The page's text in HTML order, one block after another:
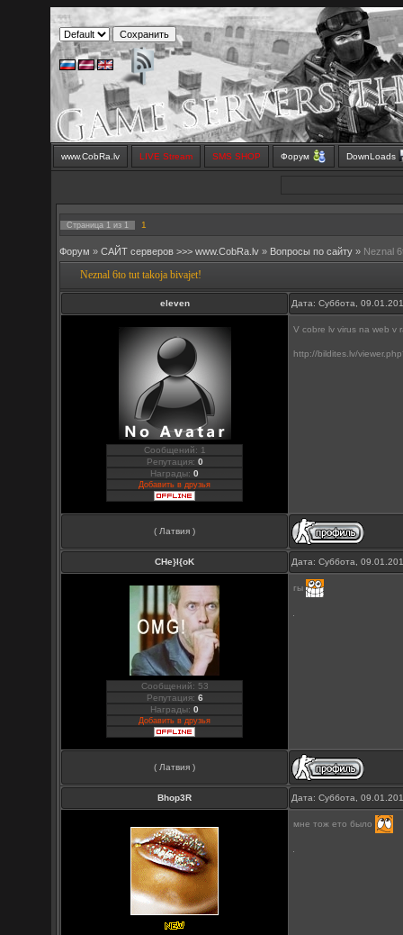
www.CobRa.lv LIVE Stream SMS SHOP Форум DownLoads
Страница 1 из 1 1
Форум » САЙТ серверов >>> www.CobRa.lv » Вопросы по сайту » Neznal
Neznal 6to tut takoja bivajet!
eleven Дата: Суббота,
Сообщений: 1
Репутация: 0
Награды:0
Добавить в друзья
V cobre lv virus na web v
http://bildites.lv/
( Латвия )
CHe}I{oK Дата: Суббота,
Сообщений: 53
Репутация: 6
Награды:0
Добавить в друзья
гы
( Латвия )
Bhop3R Дата: Суббота,
мне тож ето было